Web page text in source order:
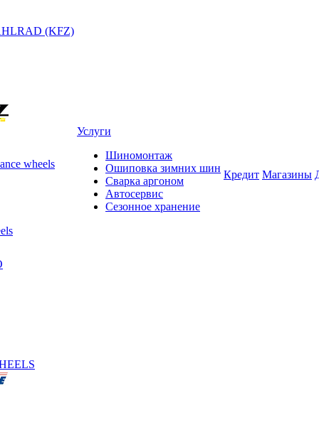
(KFZ)
wheels
Услуги
Шиномонтаж
Ошиповка зимних шин
Сварка аргоном
Автосервис
Сезонное хранение
Кредит Магазины